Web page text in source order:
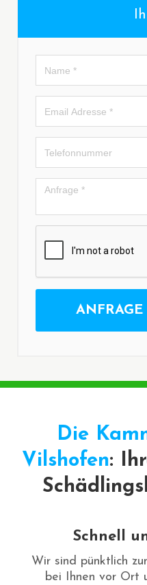
Die
Vilshofen:
Schnell
Wir sind pünktlich
bei Ihnen vor Ort